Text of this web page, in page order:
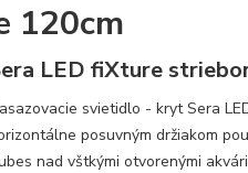
120cm
LED fiXture
svietidlo - kryt Sera
posuvným držiakom
nad vštkými otvorenými